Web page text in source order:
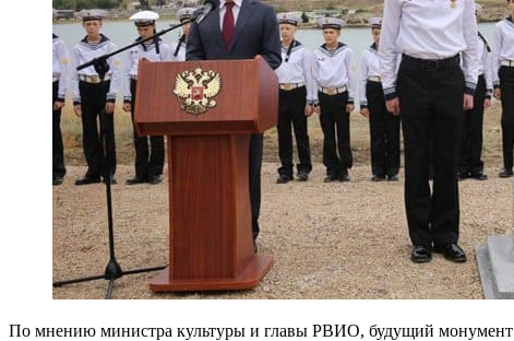
По мнению министра культуры и главы РВИО, будущий монумент